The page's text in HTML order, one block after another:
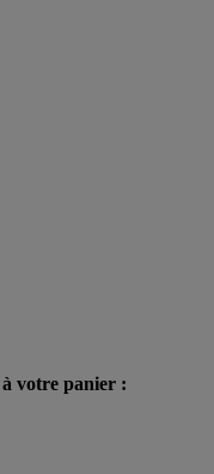
votre panier :